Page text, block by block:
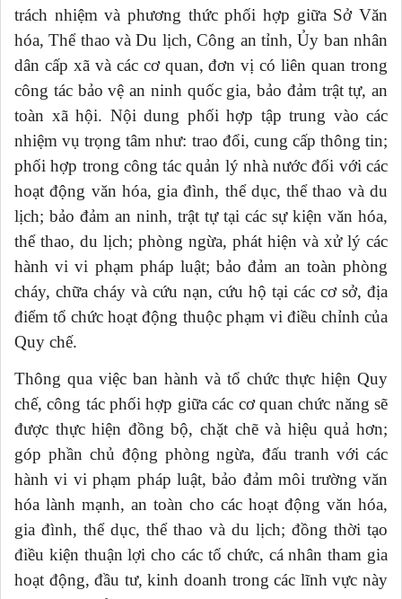
trách nhiệm và phương thức phối hợp giữa Sở Văn
hóa, Thể thao và Du lịch, Công an tỉnh, Ủy ban nhân
dân cấp xã và các cơ quan, đơn vị có liên quan trong
công tác bảo vệ an ninh quốc gia, bảo đảm trật tự, an
toàn xã hội. Nội dung phối hợp tập trung vào các
nhiệm vụ trọng tâm như: trao đổi, cung cấp thông tin;
phối hợp trong công tác quản lý nhà nước đối với các
hoạt động văn hóa, gia đình, thể dục, thể thao và du
lịch; bảo đảm an ninh, trật tự tại các sự kiện văn hóa,
thể thao, du lịch; phòng ngừa, phát hiện và xử lý các
hành vi vi phạm pháp luật; bảo đảm an toàn phòng
cháy, chữa cháy và cứu nạn, cứu hộ tại các cơ sở, địa
điểm tổ chức hoạt động thuộc phạm vi điều chỉnh của
Quy chế.
Thông qua việc ban hành và tổ chức thực hiện Quy
chế, công tác phối hợp giữa các cơ quan chức năng sẽ
được thực hiện đồng bộ, chặt chẽ và hiệu quả hơn;
góp phần chủ động phòng ngừa, đấu tranh với các
hành vi vi phạm pháp luật, bảo đảm môi trường văn
hóa lành mạnh, an toàn cho các hoạt động văn hóa,
gia đình, thể dục, thể thao và du lịch; đồng thời tạo
điều kiện thuận lợi cho các tổ chức, cá nhân tham gia
hoạt động, đầu tư, kinh doanh trong các lĩnh vực này